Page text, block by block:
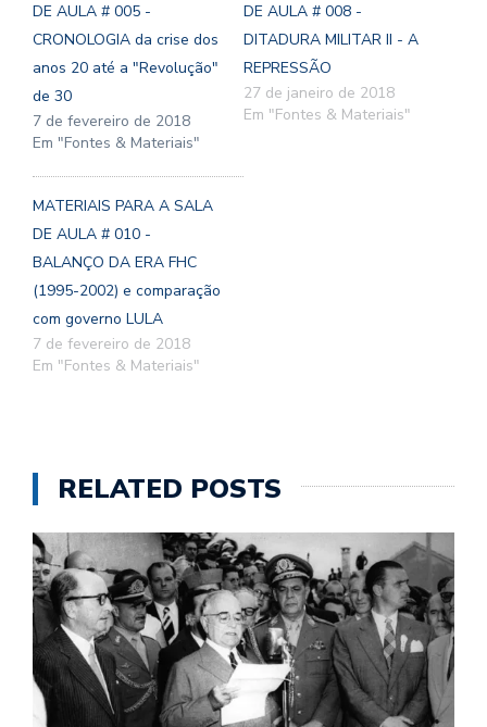
DE AULA # 005 -
CRONOLOGIA da crise dos
anos 20 até a "Revolução"
de 30
7 de fevereiro de 2018
Em "Fontes & Materiais"
DE AULA # 008 -
DITADURA MILITAR II - A
REPRESSÃO
27 de janeiro de 2018
Em "Fontes & Materiais"
MATERIAIS PARA A SALA
DE AULA # 010 -
BALANÇO DA ERA FHC
(1995-2002) e comparação
com governo LULA
7 de fevereiro de 2018
Em "Fontes & Materiais"
RELATED POSTS
INDUSTRIALIZAÇÃO E MOVIMENTO OPERÁRIO NA…